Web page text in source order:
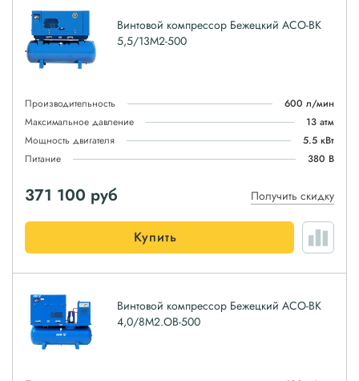
Винтовой компрессор Бежецкий АСО-ВК
5,5/13М2-500
Производительность
600 л/мин
Максимальное давление
13 атм
Мощность двигателя
5.5 кВт
Питание
380 В
371 100 руб Получить скидку
Купить
Винтовой компрессор Бежецкий АСО-ВК
4,0/8М2.ОВ-500